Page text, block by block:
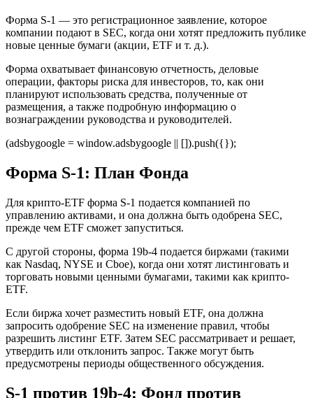
Форма S-1 — это регистрационное заявление, которое
компании подают в SEC, когда они хотят предложить публике
новые ценные бумаги (акции, ETF и т. д.).
Форма охватывает финансовую отчетность, деловые
операции, факторы риска для инвесторов, то, как они
планируют использовать средства, полученные от
размещения, а также подробную информацию о
вознаграждении руководства и руководителей.
(adsbygoogle = window.adsbygoogle || []).push({});
Форма S-1: План Фонда
Для крипто-ETF форма S-1 подается компанией по
управлению активами, и она должна быть одобрена SEC,
прежде чем ETF сможет запуститься.
С другой стороны, форма 19b-4 подается биржами (такими
как Nasdaq, NYSE и Cboe), когда они хотят листинговать и
торговать новыми ценными бумагами, такими как крипто-
ETF.
Если биржа хочет разместить новый ETF, она должна
запросить одобрение SEC на изменение правил, чтобы
разрешить листинг ETF. Затем SEC рассматривает и решает,
утвердить или отклонить запрос. Также могут быть
предусмотрены периоды общественного обсуждения.
S-1 против 19b-4: Фонд против